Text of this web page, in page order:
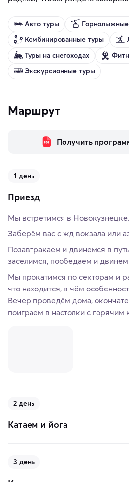
Авто туры
Комбинированные туры
Туры на снегоходах
Экскурсионные туры
Маршрут
Получить
1 день
Приезд
Мы встретимся в Новокузнецке.
Заберём вас с жд вокзала или
Позавтракаем и двинемся в
заселимся, пообедаем и двинем
Мы прокатимся по секторам и
что находится, в чём
Вечер проведём дома,
поиграем в настолки с горячим
2 день
Катаем и йога
3 день